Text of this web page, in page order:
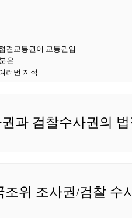
견교통권이 교통권임
은
러번 지적
과 검찰수사권의
조위 조사권/검찰 수